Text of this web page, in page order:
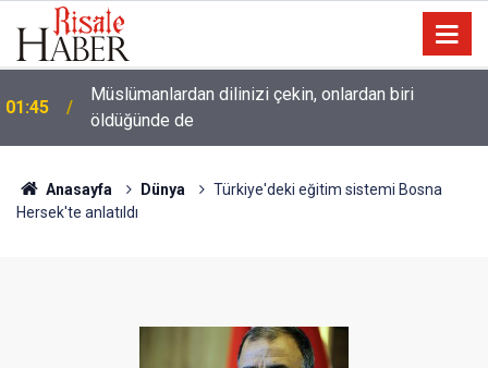
01:45
Müslümanlardan dilinizi çekin, onlardan biri
öldüğünde de
Anasayfa Dünya
Türkiye'deki eğitim sistemi Bosna
Hersek'te anlatıldı